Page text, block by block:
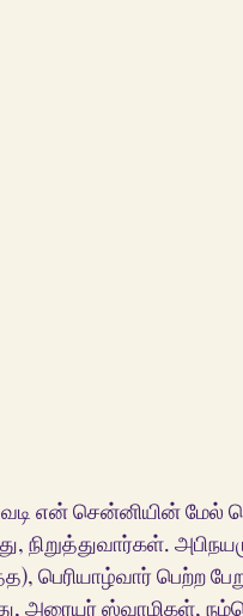
என் சென்னியின் மேல்
நிறுத்துவார்கள்.
பெரியாழ்வார் பெற்ற
அரையர் ஸ்வாமிகள்,